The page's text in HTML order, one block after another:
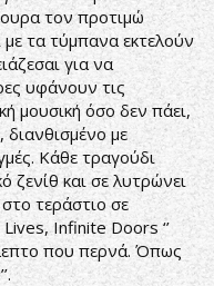
τον προτιμώ
τα τύμπανα εκτελούν
για να
υφάνουν τις
μουσική όσο δεν πάει,
με
Κάθε τραγούδι
ζενίθ και σε λυτρώνει
τεράστιο σε
Lives, Infinite Doors ‘’
που περνά. Όπως